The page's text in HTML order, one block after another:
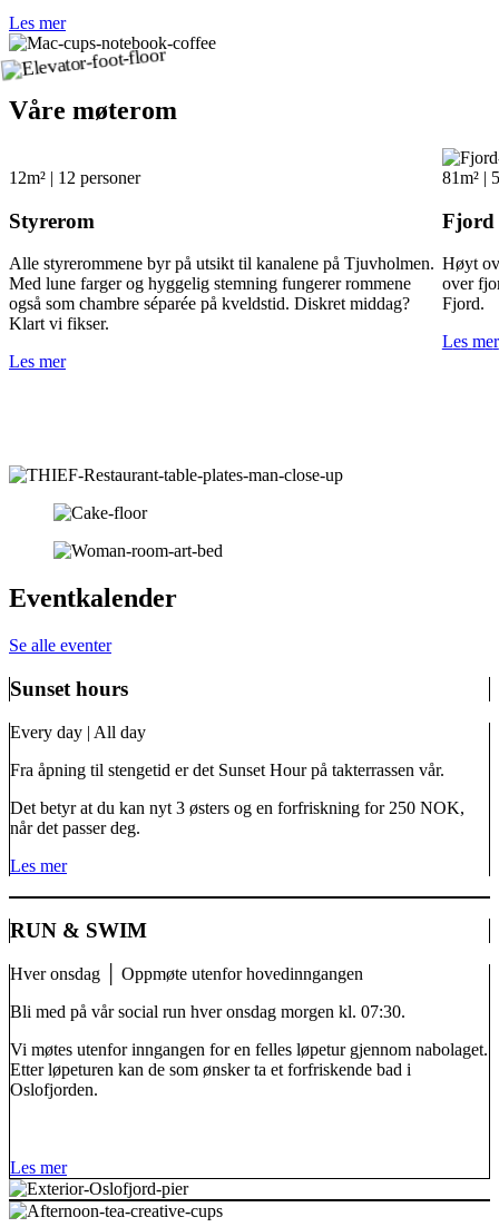
Les mer
Våre møterom
12m² | 12 personer
Styre­rom
Alle styrerommene byr på utsikt til kanalene på Tjuvholmen.
Med lune farger og hyggelig stemning fungerer rommene
også som chambre séparée på kveldstid. Diskret middag?
Klart vi fikser.
Les mer
81m² |
Fjord
Høyt
over
Fjord.
Les mer
Eventkalender
Se alle eventer
Sunset hours
Every day | All day
Fra åpning til stengetid er det Sunset Hour på takterrassen vår.
Det betyr at du kan nyt 3 østers og en forfriskning for 250 NOK,
når det passer deg.
Les mer
RUN & SWIM
Hver onsdag │ Oppmøte utenfor hovedinngangen
Bli med på vår social run hver onsdag morgen kl. 07:30.
Vi møtes utenfor inngangen for en felles løpetur gjennom nabolaget.
Etter løpeturen kan de som ønsker ta et forfriskende bad i
Oslofjorden.
Les mer